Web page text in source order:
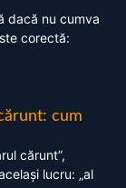
dacă nu cumva
corectă:
cum
cărunt”,
lucru: „al